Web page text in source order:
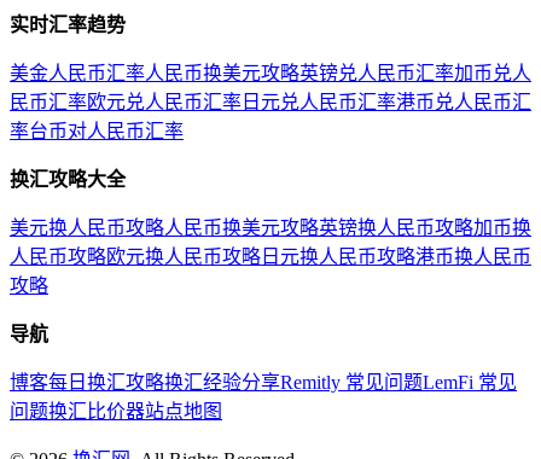
实时汇率趋势
美金人民币汇率人民币换美元攻略英镑兑人民币汇率加币兑人
民币汇率欧元兑人民币汇率 日元兑人民币汇率港币兑人民币汇
率台币对人民币汇率
换汇攻略大全
美元换人民币攻略人民币换美元攻略英镑换人民币攻略加币换
人民币攻略欧元换人民币攻略 日元换人民币攻略港币换人民币
攻略
导航
博客每日换汇攻略换汇经验分享Remitly 常见问题LemFi 常见
问题换汇比价器站点地图